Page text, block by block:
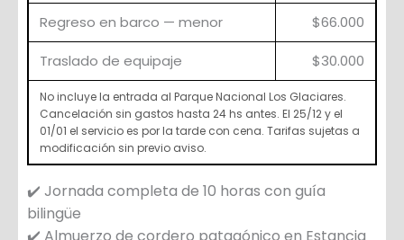
Regreso en barco — menor $66.000
Traslado de equipaje $30.000
No incluye la entrada al Parque Nacional Los Glaciares.
Cancelación sin gastos hasta 24 hs antes. El 25/12 y el
01/01 el servicio es por la tarde con cena. Tarifas sujetas a
modificación sin previo aviso.
✔️ Jornada completa de 10 horas con guía
bilingüe